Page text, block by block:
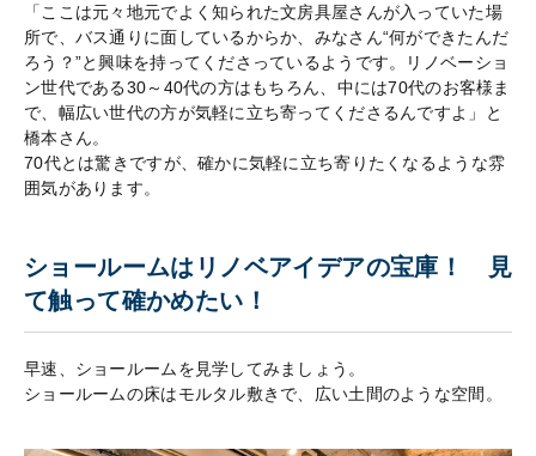
「ここは元々地元でよく知られた文房具屋さんが入っていた場
所で、バス通りに面しているからか、みなさん“何ができたんだ
ろう？”と興味を持ってくださっているようです。リノベーショ
ン世代である30～40代の方はもちろん、中には70代のお客様ま
で、幅広い世代の方が気軽に立ち寄ってくださるんですよ」と
橋本さん。
70代とは驚きですが、確かに気軽に立ち寄りたくなるような雰
囲気があります。
ショールームはリノベアイデアの宝庫！ 見
て触って確かめたい！
早速、ショールームを見学してみましょう。
ショールームの床はモルタル敷きで、広い土間のような空間。